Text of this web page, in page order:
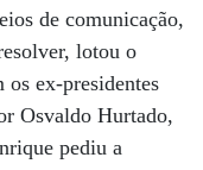
de comunicação,
lotou o
ex-presidentes
Osvaldo Hurtado,
pediu a